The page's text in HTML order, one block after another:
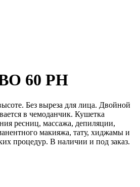
60 РН
Без выреза для лица. Двойной
в чемоданчик. Кушетка
ресниц, массажа, депиляции,
макияжа, тату, хиджамы и
процедур. В наличии и под заказ.